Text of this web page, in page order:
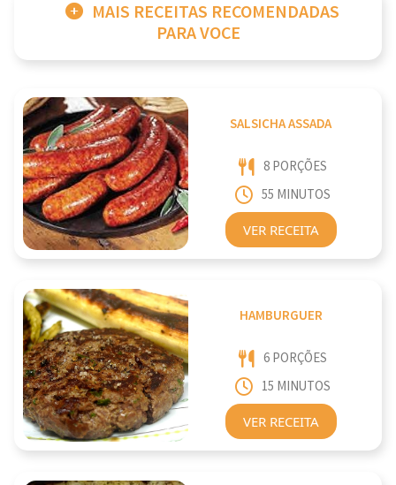
MAIS RECEITAS RECOMENDADAS
PARA VOCE
SALSICHA ASSADA
8 PORÇÕES
55 MINUTOS
VER RECEITA
HAMBURGUER
6 PORÇÕES
15 MINUTOS
VER RECEITA